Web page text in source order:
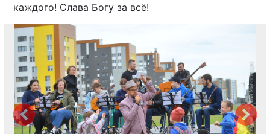
каждого! Слава Богу за всё!